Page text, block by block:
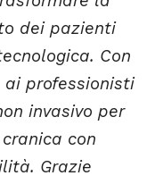
dei pazienti
Con
ai professionisti
invasivo per
con
Grazie